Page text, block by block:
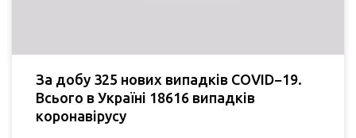
За добу 325 нових випадків COVID−19.
Всього в Україні 18616 випадків
коронавірусу